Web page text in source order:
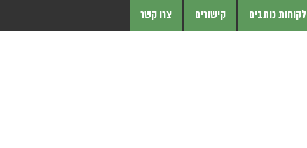
לקוחות כותבים קישורים צרו קשר